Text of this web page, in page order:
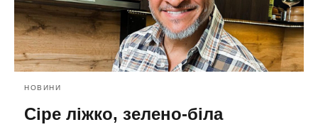
НОВИНИ
Сіре ліжко, зелено-біла